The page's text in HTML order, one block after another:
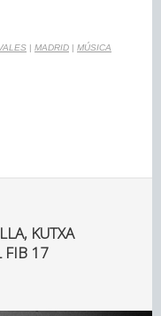
| MADRID | MÚSICA
KUTXA
FIB 17